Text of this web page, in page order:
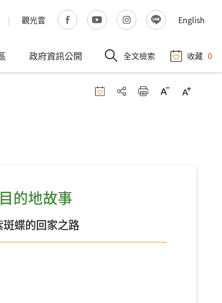
觀光雲 English
政府資訊公開 全文檢索 收藏 0
的地故事
蝶的回家之路